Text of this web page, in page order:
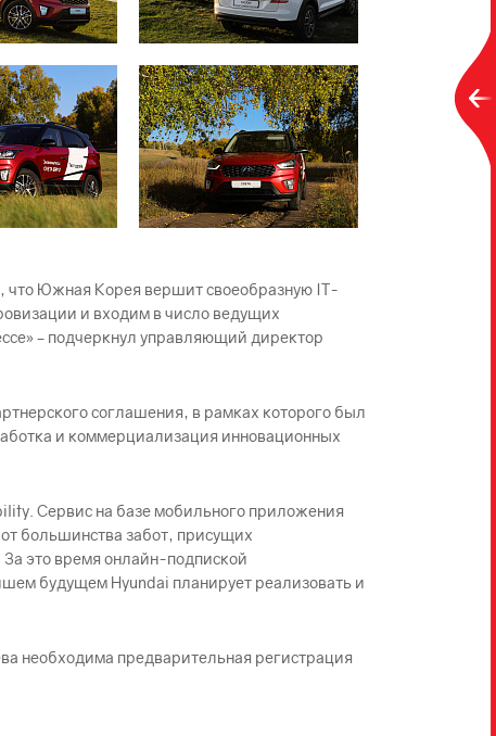
что Южная Корея вершит своеобразную IT-
и входим в число ведущих
– подчеркнул управляющий директор
соглашения, в рамках которого был
и коммерциализация инновационных
Сервис на базе мобильного приложения
большинства забот, присущих
это время онлайн-подпиской
будущем Hyundai планирует реализовать и
необходима предварительная регистрация